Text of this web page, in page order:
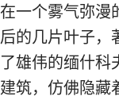
在一个雾气弥漫
后的几片叶子，
了雄伟的缅什科
建筑，仿佛隐藏